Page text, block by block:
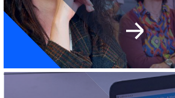
Immagine